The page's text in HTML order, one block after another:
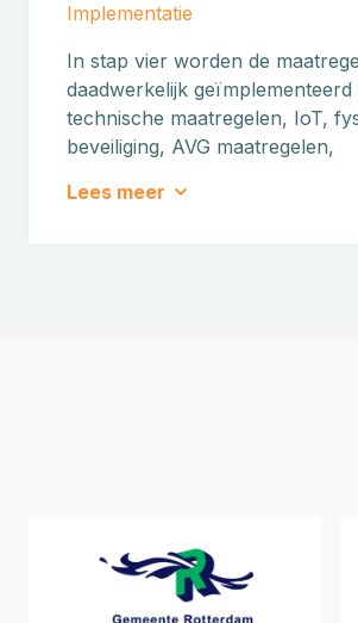
Implementatie
In stap vier worden de
daadwerkelijk geïmplementeerd
technische maatregelen, IoT,
beveiliging, AVG maatregelen,
response etc.) vanuit het risico
Lees meer